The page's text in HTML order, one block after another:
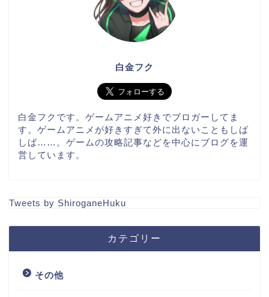
白金フク
白金フクです。ゲームアニメ好きでブロガーしてま
す。ゲームアニメが好きすぎて外に出ないこともしば
しば……。ゲームの攻略記事などを中心にブログを運
営しています。
Tweets by ShiroganeHuku
カテゴリー
その他